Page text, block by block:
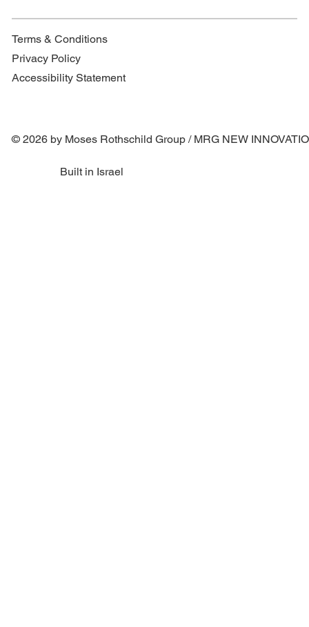
Terms & Conditions
Privacy Policy
Accessibility Statement
© 2026 by Moses Rothschild Group / MRG NEW
Built in Israel